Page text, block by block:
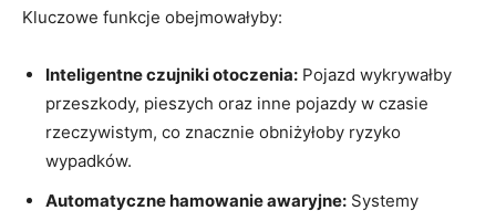
Kluczowe funkcje obejmowałyby:
Inteligentne czujniki otoczenia: Pojazd wykrywałby
przeszkody, pieszych oraz inne pojazdy w czasie
rzeczywistym, co znacznie obniżyłoby ryzyko
wypadków.
Automatyczne hamowanie awaryjne: Systemy